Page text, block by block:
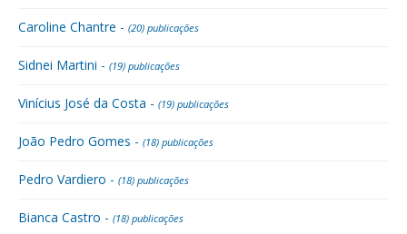
Caroline Chantre - (20) publicações
Sidnei Martini - (19) publicações
Vinícius José da Costa - (19) publicações
João Pedro Gomes - (18) publicações
Pedro Vardiero - (18) publicações
Bianca Castro - (18) publicações